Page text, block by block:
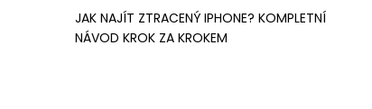
JAK NAJÍT ZTRACENÝ IPHONE? KOMPLETNÍ
NÁVOD KROK ZA KROKEM